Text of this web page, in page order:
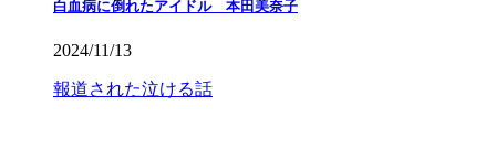
白血病に倒れたアイドル 本田美奈子
2024/11/13
報道された泣ける話